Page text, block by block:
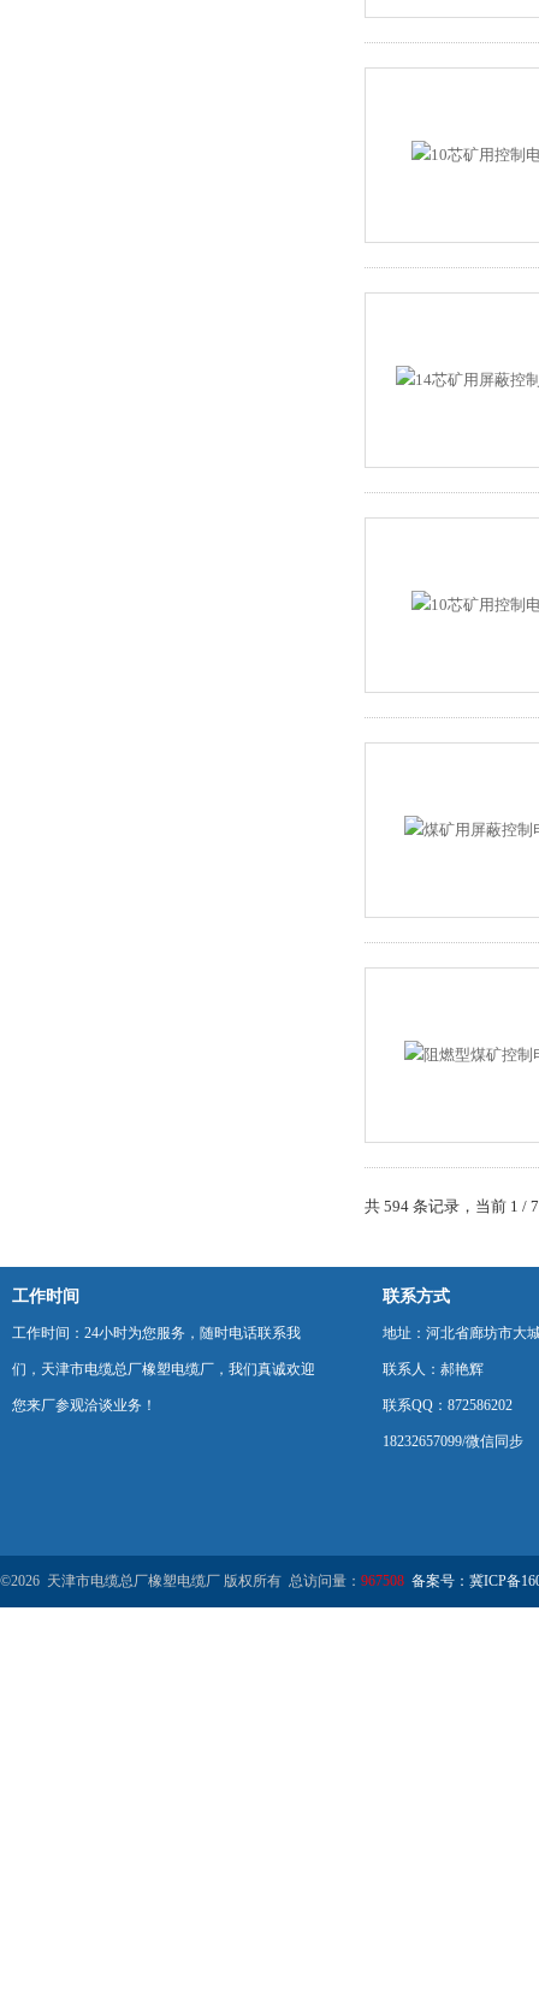
共 594 条记录，当前 1
工作时间
工作时间：24小时为您服务，随时电话联系我
们，天津市电缆总厂橡塑电缆厂，我们真诚欢迎
您来厂参观洽谈业务！
联系方式
地址：河北省廊坊市大
联系人：郝艳辉
联系QQ：872586202
18232657099/微信同步
©2026 天津市电缆总厂橡塑电缆厂 版权所有 总访问量： 967508 备案号：冀ICP备